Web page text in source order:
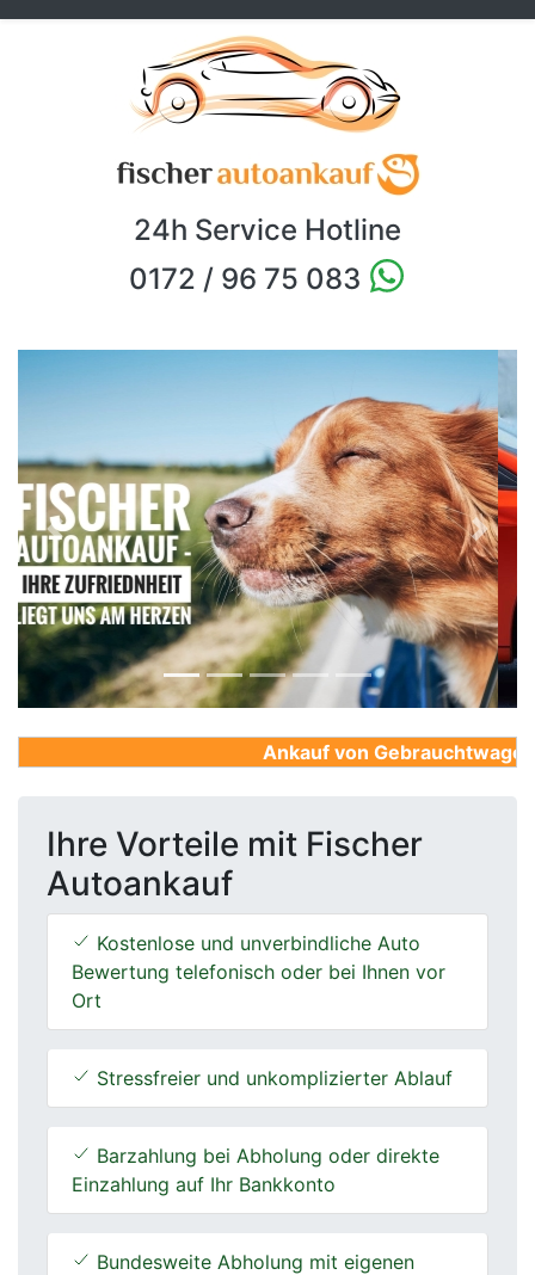
24h Service Hotline
0172 / 96 75 083
Previous Next
Ankauf von
Ihre Vorteile mit Fischer
Autoankauf
Kostenlose und unverbindliche Auto
Bewertung telefonisch oder bei Ihnen vor
Ort
Stressfreier und unkomplizierter Ablauf
Barzahlung bei Abholung oder direkte
Einzahlung auf Ihr Bankkonto
Bundesweite Abholung mit eigenen